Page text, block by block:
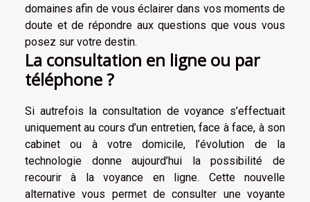
domaines afin de vous éclairer dans vos moments de
doute et de répondre aux questions que vous vous
posez sur votre destin.
La consultation en ligne ou par
téléphone ?
Si autrefois la consultation de voyance s’effectuait
uniquement au cours d’un entretien, face à face, à son
cabinet ou à votre domicile, l’évolution de la
technologie donne aujourd’hui la possibilité de
recourir à la voyance en ligne. Cette nouvelle
alternative vous permet de consulter une voyante